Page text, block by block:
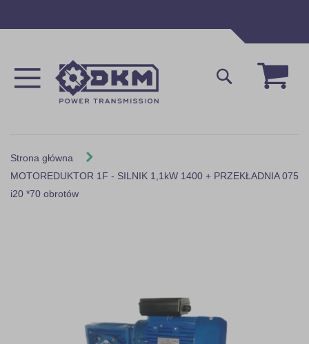
Mój
Szukaj
Strona główna
MOTOREDUKTOR 1F - SILNIK 1,1kW 1400 + PRZEKŁADNIA 075
i20 *70 obrotów